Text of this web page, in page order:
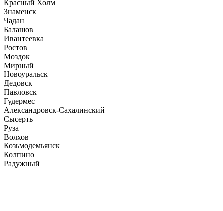
Красный Холм
Знаменск
Чадан
Балашов
Ивантеевка
Ростов
Моздок
Мирный
Новоуральск
Дедовск
Павловск
Гудермес
Александровск-Сахалинский
Сысерть
Руза
Волхов
Козьмодемьянск
Колпино
Радужный